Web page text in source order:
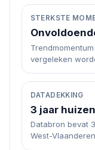
STERKSTE
vergeleken
DATADEKKING
3 jaar
Databron bevat
West-